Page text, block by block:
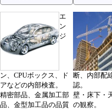
エ
ン
ジ
ン、CPUボックス、ド
アなどの内部検査。
精密部品、金属加工部
品、金型加工品の品質
断、内部配
認。
壁・床下・
の観察。